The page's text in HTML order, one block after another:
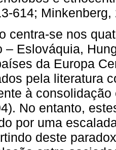
614; Minkenberg,
centra-se nos
– Eslováquia,
da Europa
pela literatura
à
No entanto,
por uma
deste